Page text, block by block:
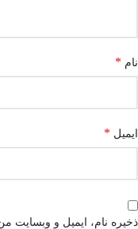
نام *
ایمیل *
ذخیره نام، ایمیل و وبسایت